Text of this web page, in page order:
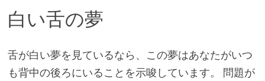
白い舌の夢
舌が白い夢を見ているなら、この夢はあなたがいつ
も背中の後ろにいることを示唆しています。 問題が